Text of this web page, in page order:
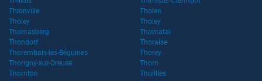
Thionville
Tholen
Tholey
Tholey
Thomasberg
Thomatal
Thondorf
Thoraise
Thorembais-les-Béguines
Thorey
Thorigny-sur-Oreuse
Thorn
Thornton
Thuillies